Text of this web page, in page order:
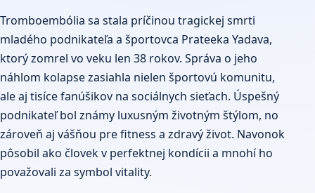
Tromboembólia sa stala príčinou tragickej smrti
mladého podnikateľa a športovca Prateeka Yadava,
ktorý zomrel vo veku len 38 rokov. Správa o jeho
náhlom kolapse zasiahla nielen športovú komunitu,
ale aj tisíce fanúšikov na sociálnych sieťach. Úspešný
podnikateľ bol známy luxusným životným štýlom, no
zároveň aj vášňou pre fitness a zdravý život. Navonok
pôsobil ako človek v perfektnej kondícii a mnohí ho
považovali za symbol vitality.